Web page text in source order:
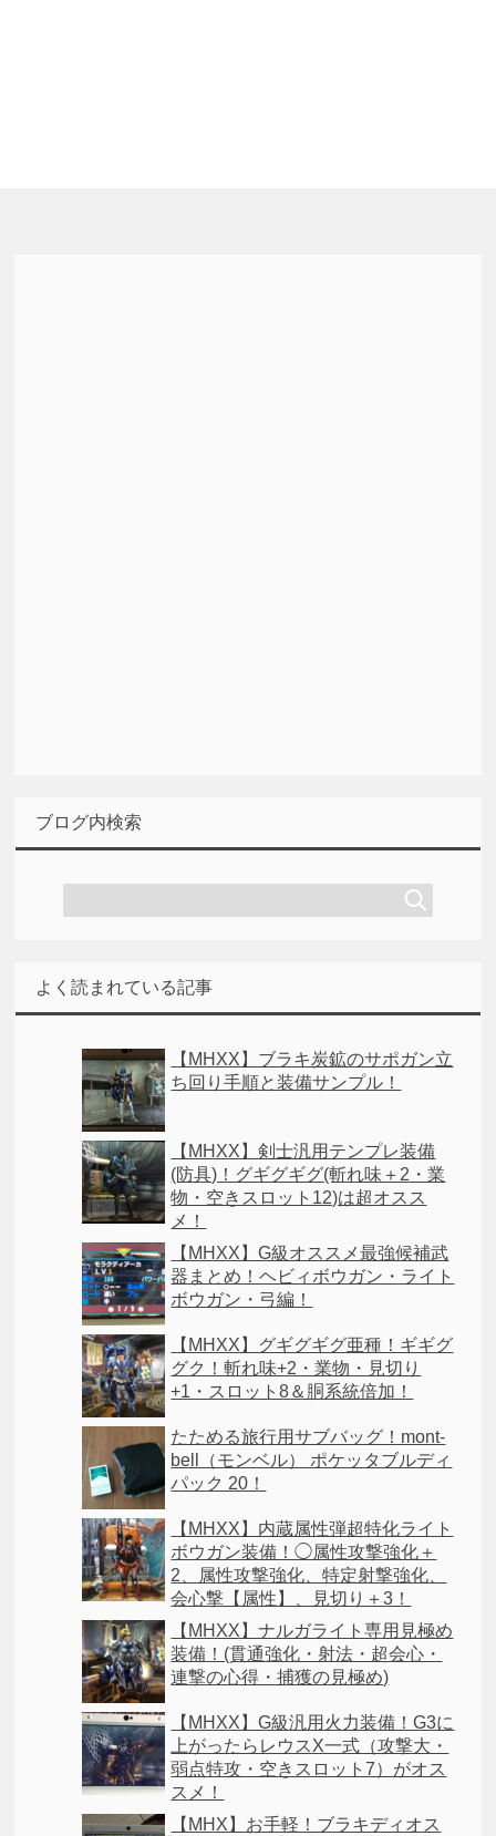
ブログ内検索
よく読まれている記事
【MHXX】ブラキ炭鉱のサポガン立
ち回り手順と装備サンプル！
【MHXX】剣士汎用テンプレ装備
(防具)！グギグギグ(斬れ味＋2・業
物・空きスロット12)は超オスス
メ！
【MHXX】G級オススメ最強候補武
器まとめ！ヘビィボウガン・ライト
ボウガン・弓編！
【MHXX】グギグギグ亜種！ギギグ
グク！斬れ味+2・業物・見切り
+1・スロット8＆胴系統倍加！
たためる旅行用サブバッグ！mont-
bell（モンベル） ポケッタブルディ
パック 20！
【MHXX】内蔵属性弾超特化ライト
ボウガン装備！◯属性攻撃強化＋
2、属性攻撃強化、特定射撃強化、
会心撃【属性】、見切り＋3！
【MHXX】ナルガライト専用見極め
装備！(貫通強化・射法・超会心・
連撃の心得・捕獲の見極め)
【MHXX】G級汎用火力装備！G3に
上がったらレウスX一式（攻撃大・
弱点特攻・空きスロット7）がオス
スメ！
【MHX】お手軽！ブラキディオス